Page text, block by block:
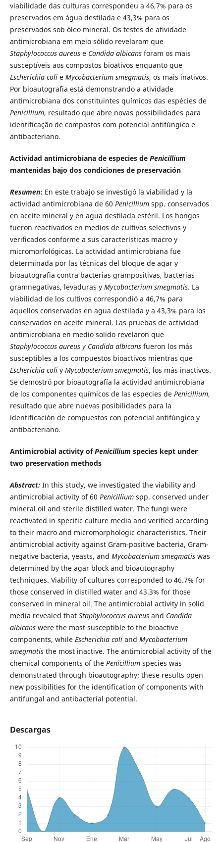
viabilidade das culturas correspondeu a 46,7% para os
preservados em água destilada e 43,3% para os
preservados sob óleo mineral. Os testes de atividade
antimicrobiana em meio sólido revelaram que
Staphylococcus aureus e Candida albicans foram os mais
susceptíveis aos compostos bioativos enquanto que
Escherichia colie Mycobacterium smegmatis, os mais inativos.
Por bioautografia está demonstrando a atividade
antimicrobiana dos constituintes químicos das espécies de
Penicillium, resultado que abre novas possibilidades para
identificação de compostos com potencial antifúngico e
antibacteriano.
Actividad antimicrobiana de especies de Penicillium
mantenidas bajo dos condiciones de preservación
Resumen: En este trabajo se investigó la viabilidad y la
actividad antimicrobiana de 60 Penicilliumspp. conservados
en aceite mineral y en agua destilada estéril. Los hongos
fueron reactivados en medios de cultivos selectivos y
verificados conforme a sus características macro y
micromorfológicas. La actividad antimicrobiana fue
determinada por las técnicas del bloque de agar y
bioautografia contra bacterias grampositivas, bacterias
gramnegativas, levaduras y Mycobacterium smegmatis. La
viabilidad de los cultivos correspondió a 46,7% para
aquellos conservados en agua destilada y a 43,3% para los
conservados en aceite mineral. Las pruebas de actividad
antimicrobiana en medio solido revelaron que
Staphylococcus aureus y Candida albicans fueron los más
susceptibles a los compuestos bioactivos mientras que
Escherichia coliy Mycobacterium smegmatis, los más inactivos.
Se demostró por bioautografía la actividad antimicrobiana
de los componentes químicos de las especies de Penicillium,
resultado que abre nuevas posibilidades para la
identificación de compuestos con potencial antifúngico y
antibacteriano.
Antimicrobial activity ofPenicillium species kept under
two preservation methods
Abstract: In this study, we investigated the viability and
antimicrobial activity of 60 Penicillium spp. conserved under
mineral oil and sterile distilled water. The fungi were
reactivated in specific culture media and verified according
to their macro and micromorphologic characteristics. Their
antimicrobial activity against Gram-positive bacteria, Gram-
negative bacteria, yeasts, and Mycobacterium smegmatis was
determined by the agar block and bioautography
techniques. Viability of cultures corresponded to 46.7% for
those conserved in distilled water and 43.3% for those
conserved in mineral oil. The antimicrobial activity in solid
media revealed that Staphylococcus aureus and Candida
albicanswere the most susceptible to the bioactive
components, while Escherichia coli and Mycobacterium
smegmatis the most inactive. The antimicrobial activity of the
chemical components of the Penicillium species was
demonstrated through bioautography; these results open
new possibilities for the identification of components with
antifungal and antibacterial potential.
Descargas